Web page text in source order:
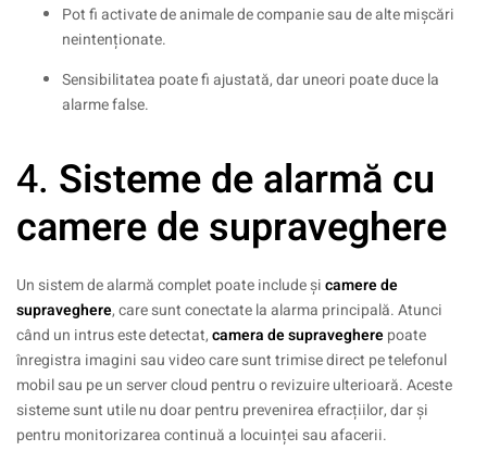
Pot fi activate de animale de companie sau de alte mișcări
neintenționate.
Sensibilitatea poate fi ajustată, dar uneori poate duce la
alarme false.
4. Sisteme de alarmă cu
camere de supraveghere
Un sistem de alarmă complet poate include șicamere de
supraveghere, care sunt conectate la alarma principală. Atunci
când un intrus este detectat,camera de supraveghere poate
înregistra imagini sau video care sunt trimise direct pe telefonul
mobil sau pe un server cloud pentru o revizuire ulterioară. Aceste
sisteme sunt utile nu doar pentru prevenirea efracțiilor, dar și
pentru monitorizarea continuă a locuinței sau afacerii.